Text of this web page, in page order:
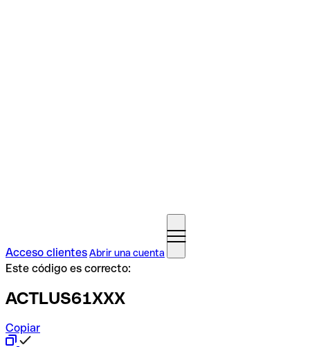
Acceso clientesAbrir una cuenta
Este código es correcto:
ACTLUS61XXX
Copiar